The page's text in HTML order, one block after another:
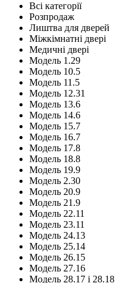
Всі категорії
Розпродаж
Лиштва для дверей
Міжкімнатні двері
Медичні двері
Модель 1.29
Модель 10.5
Модель 11.5
Модель 12.31
Модель 13.6
Модель 14.6
Модель 15.7
Модель 16.7
Модель 17.8
Модель 18.8
Модель 19.9
Модель 2.30
Модель 20.9
Модель 21.9
Модель 22.11
Модель 23.11
Модель 24.13
Модель 25.14
Модель 26.15
Модель 27.16
Модель 28.17 і 28.18